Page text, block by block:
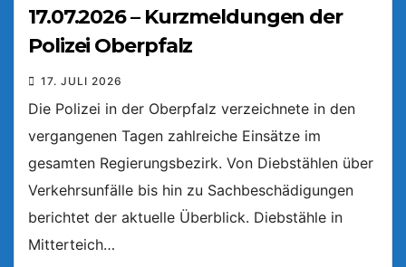
17.07.2026 – Kurzmeldungen der
Polizei Oberpfalz
17. JULI 2026
Die Polizei in der Oberpfalz verzeichnete in den
vergangenen Tagen zahlreiche Einsätze im
gesamten Regierungsbezirk. Von Diebstählen über
Verkehrsunfälle bis hin zu Sachbeschädigungen
berichtet der aktuelle Überblick. Diebstähle in
Mitterteich…